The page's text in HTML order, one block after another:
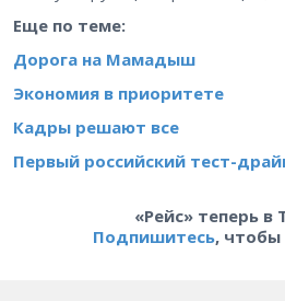
Еще по теме:
Дорога на Мамадыш
Экономия в приоритете
Кадры решают все
Первый российский тест-
«Рейс» теперь в
Подпишитесь, чтобы